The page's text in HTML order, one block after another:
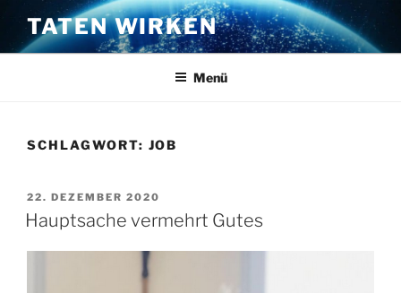
Inhalt
springen
TATEN WIRKEN
Menü
SCHLAGWORT: JOB
VERÖFFENTLICHT
AM
22. DEZEMBER 2020
Hauptsache vermehrt Gutes